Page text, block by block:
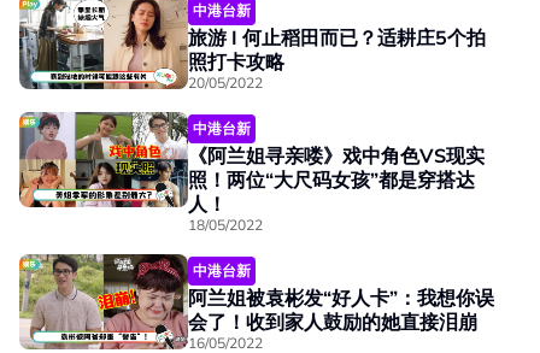
中港台新
旅游 I 何止稻田而已？适耕庄5个拍
照打卡攻略
20/05/2022
中港台新
《阿兰姐寻亲喽》戏中角色VS现实
照！两位“大尺码女孩”都是穿搭达
人！
18/05/2022
中港台新
阿兰姐被袁彬发“好人卡”：我想你误
会了！收到家人鼓励的她直接泪崩
16/05/2022